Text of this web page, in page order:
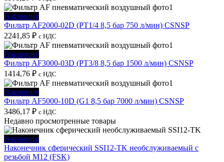
В корзину
Фильтр AF2000-02D (PT1/4 8,5 бар 750 л/мин) CSNSP
2241,85 ₽ с НДС
В корзину
Фильтр AF3000-03D (PT3/8 8,5 бар 1500 л/мин) CSNSP
1414,76 ₽ с НДС
В корзину
Фильтр AF5000-10D (G1 8,5 бар 7000 л/мин) CSNSP
3486,17 ₽ с НДС
Недавно просмотренные товары
В корзину
Наконечник сферический SSI12-TK необслуживаемый с
резьбой M12 (FSK)